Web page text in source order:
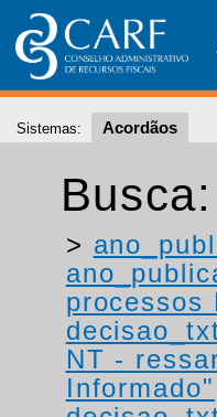
Sistemas: Acordãos
Busca:
>
NT -
Informado"